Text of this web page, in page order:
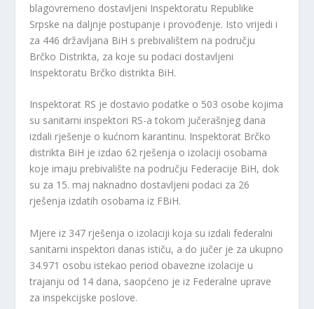
blagovremeno dostavljeni Inspektoratu Republike
Srpske na daljnje postupanje i provođenje. Isto vrijedi i
za 446 državljana BiH s prebivalištem na području
Brčko Distrikta, za koje su podaci dostavljeni
Inspektoratu Brčko distrikta BiH.
Inspektorat RS je dostavio podatke o 503 osobe kojima
su sanitarni inspektori RS-a tokom jučerašnjeg dana
izdali rješenje o kućnom karantinu. Inspektorat Brčko
distrikta BiH je izdao 62 rješenja o izolaciji osobama
koje imaju prebivalište na području Federacije BiH, dok
su za 15. maj naknadno dostavljeni podaci za 26
rješenja izdatih osobama iz FBiH.
Mjere iz 347 rješenja o izolaciji koja su izdali federalni
sanitarni inspektori danas ističu, a do jučer je za ukupno
34.971 osobu istekao period obavezne izolacije u
trajanju od 14 dana, saopćeno je iz Federalne uprave
za inspekcijske poslove.